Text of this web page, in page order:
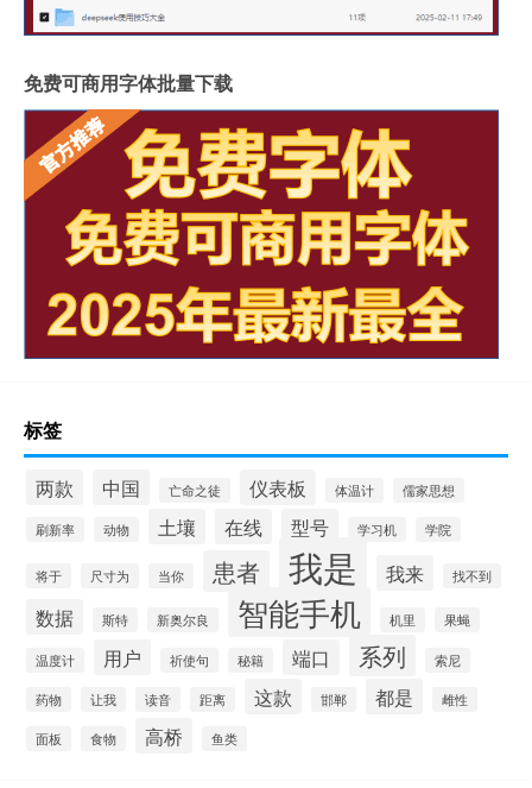
免费可商用字体批量下载
标签
两款 中国 亡命之徒 仪表板 体温计 儒家思想
刷新率 动物 土壤 在线 型号 学习机 学院
将于 尺寸为 当你 患者 我是 我来 找不到
数据 斯特 新奥尔良 智能手机 机里 果蝇
温度计 用户 祈使句 秘籍 端口 系列 索尼
药物 让我 读音 距离 这款 邯郸 都是 雌性
面板 食物 高桥 鱼类